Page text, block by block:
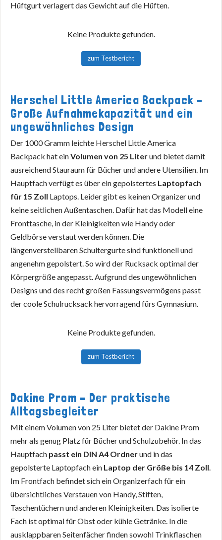
Hüftgurt verlagert das Gewicht auf die Hüften.
Keine Produkte gefunden.
zum Testbericht
Herschel Little America Backpack –
Große Aufnahmekapazität und ein
ungewöhnliches Design
Der 1000 Gramm leichte Herschel Little America
Backpack hat einVolumen von 25 Literund bietet damit
ausreichend Stauraum für Bücher und andere Utensilien. Im
Hauptfach verfügt es über ein gepolstertes Laptopfach
für 15 Zoll Laptops. Leider gibt es keinen Organizer und
keine seitlichen Außentaschen. Dafür hat das Modell eine
Fronttasche, in der Kleinigkeiten wie Handy oder
Geldbörse verstaut werden können. Die
längenverstellbaren Schultergurte sind funktionell und
angenehm gepolstert. So wird der Rucksack optimal der
Körpergröße angepasst. Aufgrund des ungewöhnlichen
Designs und des recht großen Fassungsvermögens passt
der coole Schulrucksack hervorragend fürs Gymnasium.
Keine Produkte gefunden.
zum Testbericht
Dakine Prom – Der praktische
Alltagsbegleiter
Mit einem Volumen von 25 Liter bietet der Dakine Prom
mehr als genug Platz für Bücher und Schulzubehör. In das
Hauptfach passt ein DIN A4 Ordnerund in das
gepolsterte Laptopfach ein Laptop der Größe bis 14 Zoll.
Im Frontfach befindet sich ein Organizerfach für ein
übersichtliches Verstauen von Handy, Stiften,
Taschentüchern und anderen Kleinigkeiten. Das isolierte
Fach ist optimal für Obst oder kühle Getränke. In die
ausklappbaren Seitenfächer finden sowohl Trinkflaschen